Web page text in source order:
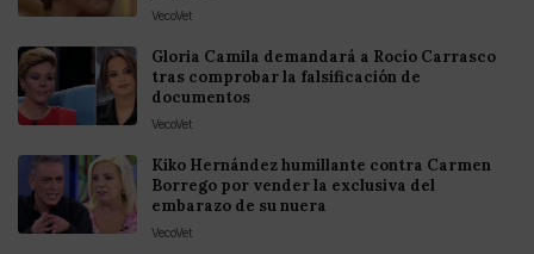
VecoVet
Gloria Camila demandará a Rocío Carrasco
tras comprobar la falsificación de
documentos
VecoVet
Kiko Hernández humillante contra Carmen
Borrego por vender la exclusiva del
embarazo de su nuera
VecoVet